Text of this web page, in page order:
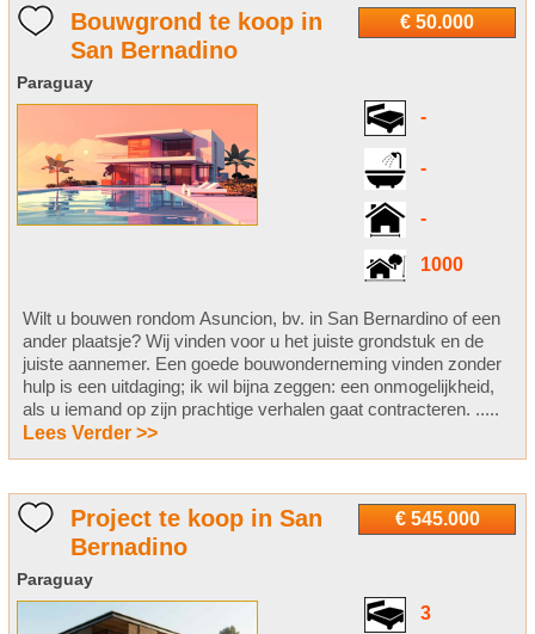
€ 50.000
Bouwgrond te koop in
San Bernadino
Paraguay
-
-
-
1000
Wilt u bouwen rondom Asuncion, bv. in San Bernardino of een
ander plaatsje? Wij vinden voor u het juiste grondstuk en de
juiste aannemer. Een goede bouwonderneming vinden zonder
hulp is een uitdaging; ik wil bijna zeggen: een onmogelijkheid,
als u iemand op zijn prachtige verhalen gaat contracteren. .....
Lees Verder >>
€ 545.000
Project te koop in San
Bernadino
Paraguay
3